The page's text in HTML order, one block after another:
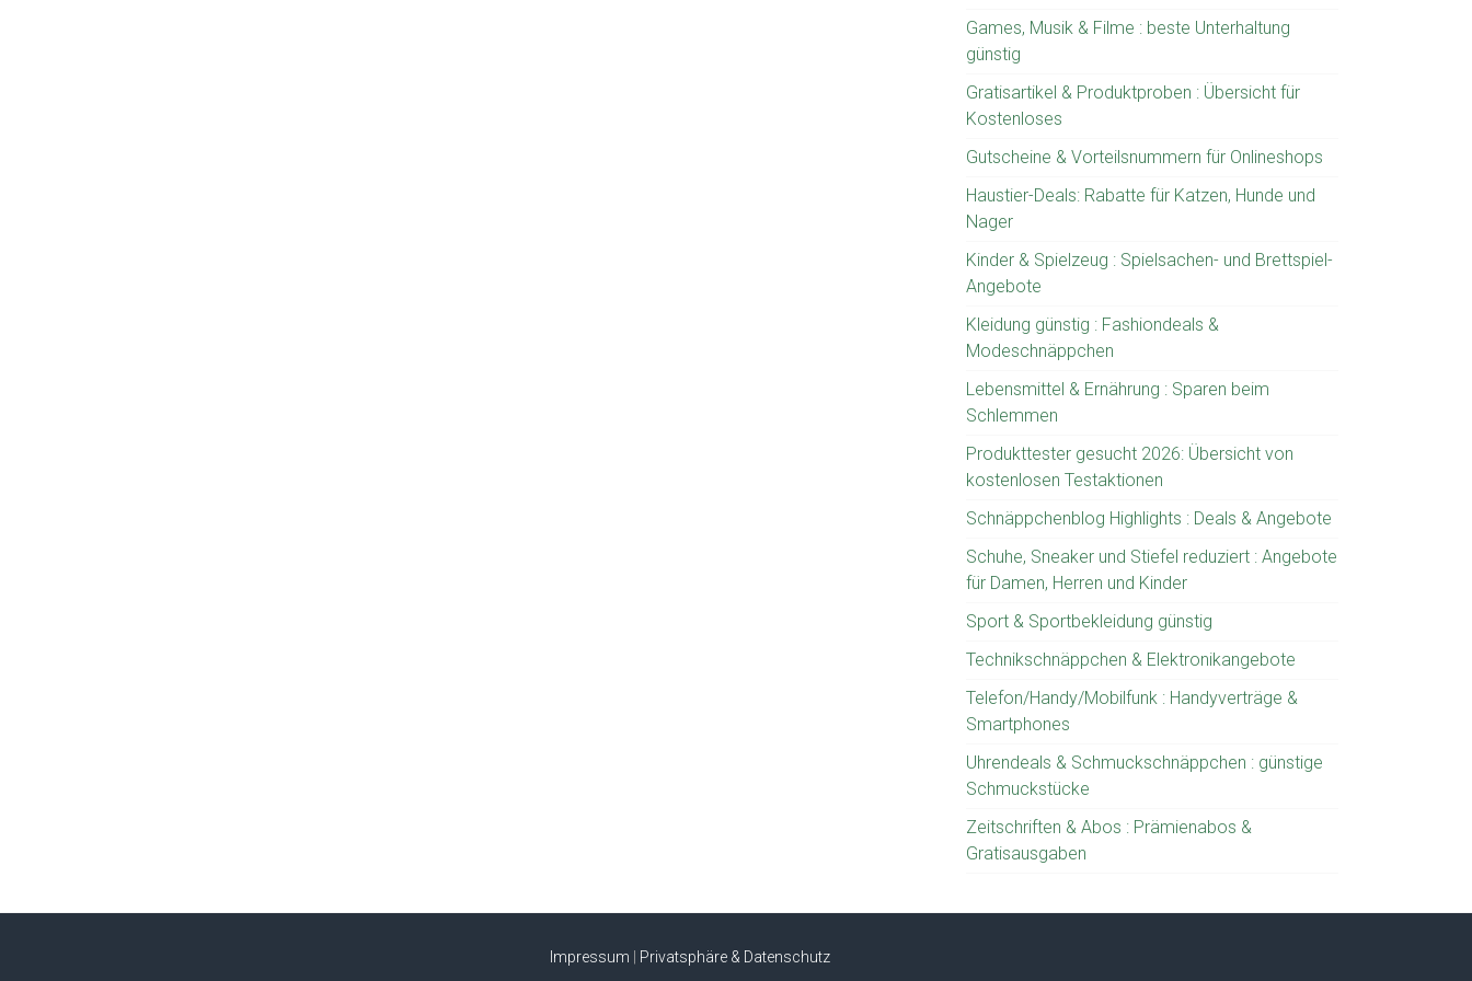
Games, Musik & Filme : beste Unterhaltung
günstig
Gratisartikel & Produktproben : Übersicht für
Kostenloses
Gutscheine & Vorteilsnummern für Onlineshops
Haustier-Deals: Rabatte für Katzen, Hunde und
Nager
Kinder & Spielzeug : Spielsachen- und Brettspiel-
Angebote
Kleidung günstig : Fashiondeals &
Modeschnäppchen
Lebensmittel & Ernährung : Sparen beim
Schlemmen
Produkttester gesucht 2026: Übersicht von
kostenlosen Testaktionen
Schnäppchenblog Highlights : Deals & Angebote
Schuhe, Sneaker und Stiefel reduziert : Angebote
für Damen, Herren und Kinder
Sport & Sportbekleidung günstig
Technikschnäppchen & Elektronikangebote
Telefon/Handy/Mobilfunk : Handyverträge &
Smartphones
Uhrendeals & Schmuckschnäppchen : günstige
Schmuckstücke
Zeitschriften & Abos : Prämienabos &
Gratisausgaben
Impressum Privatsphäre & Datenschutz